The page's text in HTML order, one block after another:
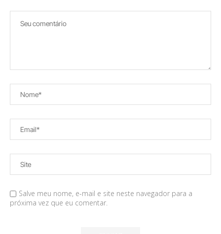
Salve meu nome, e-mail e site neste navegador para a
próxima vez que eu comentar.